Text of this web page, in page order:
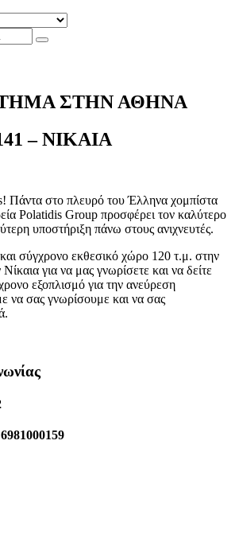
ΣΤΗΝ ΑΘΗΝΑ
– ΝΙΚΑΙΑ
Πάντα στο πλευρό του Έλληνα χομπίστα
Polatidis Group προσφέρει τον καλύτερο
υποστήριξη πάνω στους ανιχνευτές.
σύγχρονο εκθεσικό χώρο 120 τ.μ. στην
για να μας γνωρίσετε και να δείτε
εξοπλισμό για την ανεύρεση
να σας γνωρίσουμε και να σας